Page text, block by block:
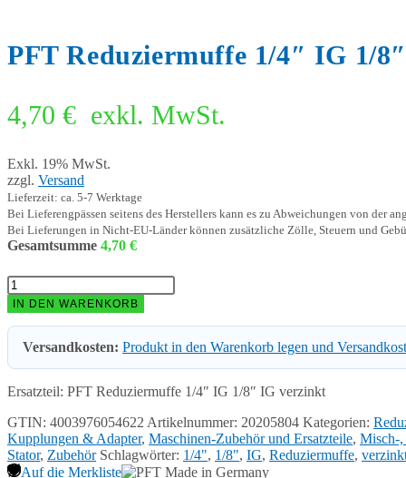
PFT Reduziermuffe 1/4″ IG 1/
4,70 € exkl. MwSt.
Exkl. 19% MwSt.
zzgl. Versand
Lieferzeit: ca. 5-7 Werktage
Bei Lieferengpässen seitens des Herstellers kann es zu Abweichungen von der
Bei Lieferungen in Nicht-EU-Länder können zusätzliche Zölle, Steuern und
Gesamtsumme 4,70 €
PFT
Reduziermuffe
1/4"
IG
1/8"
IG
20205804
IN DEN WARENKORB
Versandkosten: Produkt in den Warenkorb legen und
Ersatzteil: PFT Reduziermuffe 1/4″ IG 1/8″ IG verzinkt
GTIN: 4003976054622 Artikelnummer: 20205804 Kategorien:
Kupplungen & Adapter, Maschinen-Zubehör und Ersatzteile, Misch-,
Stator, Zubehör Schlagwörter: 1/4", 1/8", IG, Reduziermuffe,
Auf die Merkliste